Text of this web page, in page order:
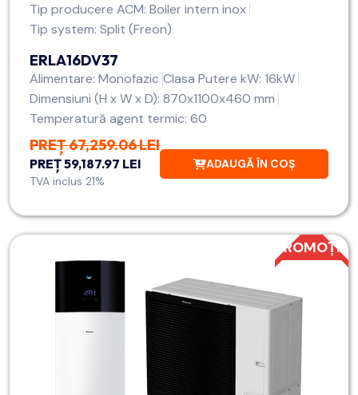
Tip producere ACM: Boiler intern inox
Tip system: Split (Freon)
ERLA16DV37
Alimentare: Monofazic Clasa Putere kW: 16kW
Dimensiuni (H x W x D): 870x1100x460 mm
Temperatură agent termic: 60
PREȚ 67,259.06 LEI
PREȚ 59,187.97 LEI
TVA inclus 21%
ADAUGĂ ÎN COȘ
PROMOȚIE